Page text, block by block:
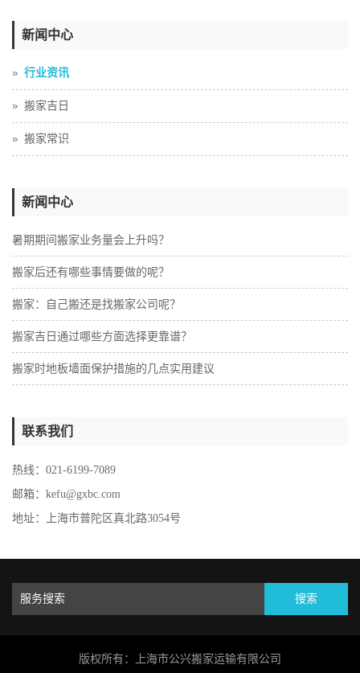
新闻中心
行业资讯
搬家吉日
搬家常识
新闻中心
暑期期间搬家业务量会上升吗？
搬家后还有哪些事情要做的呢？
搬家：自己搬还是找搬家公司呢？
搬家吉日通过哪些方面选择更靠谱？
搬家时地板墙面保护措施的几点实用建议
联系我们
热线：021-6199-7089
邮箱：kefu@gxbc.com
地址：上海市普陀区真北路3054号
搜索
版权所有：上海市公兴搬家运输有限公司